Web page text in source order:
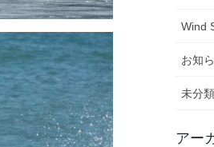
Wind
お知
未分類
アー